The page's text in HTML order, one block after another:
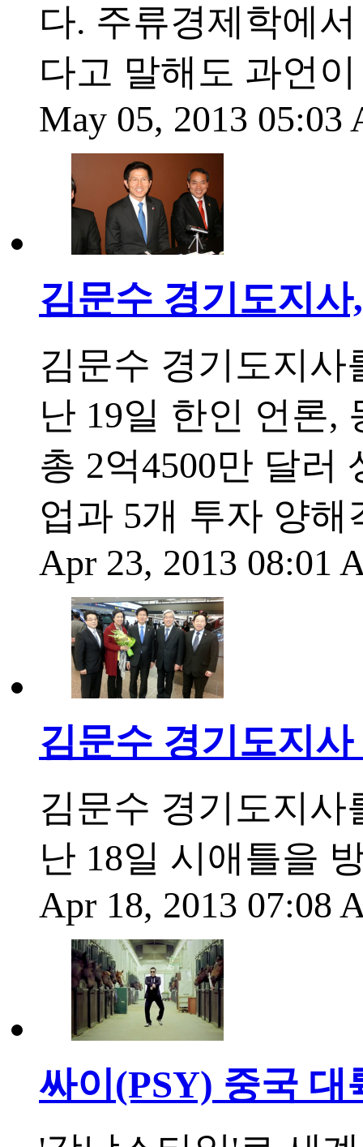
다. 주류경제학에
다고 말해도 과언
May 05, 2013 05:03
김문수 경기도지
김문수 경기도지
난 19일 한인 언론,
총 2억4500만 달러
업과 5개 투자 양
Apr 23, 2013 08:01
김문수 경기도지
김문수 경기도지
난 18일 시애틀을
Apr 18, 2013 07:08
싸이(PSY) 중국